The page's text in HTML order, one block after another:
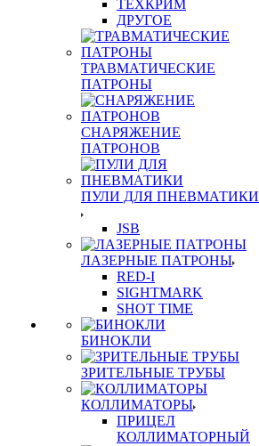
ТЕХКРИМ
ДРУГОЕ
ТРАВМАТИЧЕСКИЕ
ПАТРОНЫ
СНАРЯЖЕНИЕ
ПАТРОНОВ
ПУЛИ ДЛЯ ПНЕВМАТИКИ
JSB
ЛАЗЕРНЫЕ ПАТРОНЫ
RED-I
SIGHTMARK
SHOT TIME
БИНОКЛИ
ЗРИТЕЛЬНЫЕ ТРУБЫ
КОЛЛИМАТОРЫ
ПРИЦЕЛ
КОЛЛИМАТОРНЫЙ